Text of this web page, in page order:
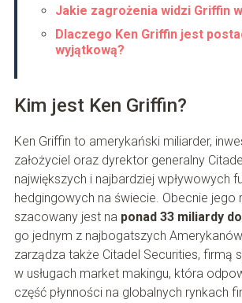
Jakie zagrożenia widzi Griffin
Dlaczego Ken Griffin jest
wyjątkową?
Kim jest Ken Griffin?
Ken Griffin to amerykański miliarder,
założyciel oraz dyrektor generalny
największych i najbardziej wpływowych
hedgingowych na świecie. Obecnie jego
szacowany jest na ponad 33 miliardy
go jednym z najbogatszych
zarządza także Citadel Securities, firmą
w usługach market makingu, która
część płynności na globalnych rynkach